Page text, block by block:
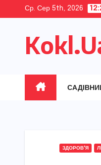
content
Ср. Сер 5th, 2026
ЗДОРОВ'Я